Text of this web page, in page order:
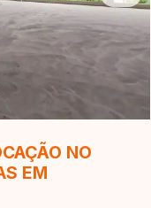
NO
EM